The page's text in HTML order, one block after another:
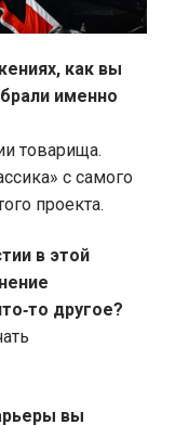
как вы
именно
товарища.
с самого
проекта.
в этой
другое?
вы